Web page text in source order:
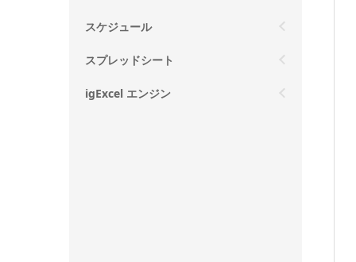
スケジュール
スプレッドシート
igExcel エンジン